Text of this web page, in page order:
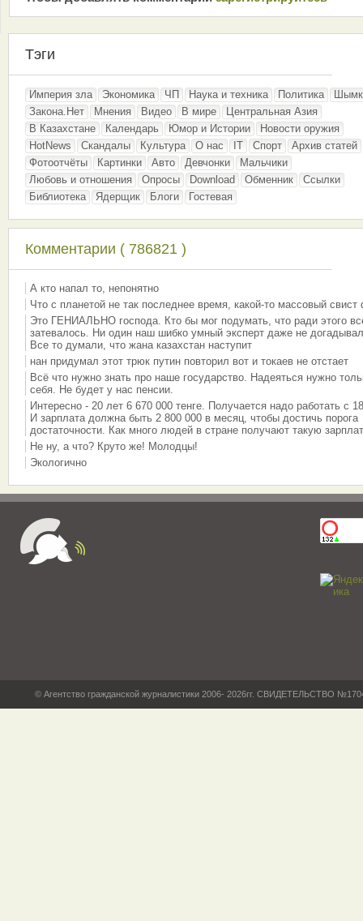
Тэги
Империя зла Экономика ЧП Наука и техника Политика
Закона.Нет
Мнения Видео В мире
Центральная Азия
В Казахстане
Календарь Юмор и Истории
Новости оружия
HotNews
Скандалы Культура О нас IT Спорт
Архив статей
Фотоотчёты
Картинки Авто Девчонки
Мальчики
Любовь и отношения
Опросы Download Обменник
Ссылки
Библиотека
Ядерщик Блоги Гостевая
Комментарии ( 786821 )
А кто напал то, непонятно
Что с планетой не так последнее время, какой-то массовый свист
Это ГЕНИАЛЬНО господа. Кто бы мог подумать, что ради этого
затевалось. Ни один наш шибко умный эксперт даже не
Все то думали, что жана казахстан наступит
нан придумал этот трюк путин повторил вот и токаев не отстает
Всё что нужно знать про наше государство. Надеяться нужно
себя. Не будет у нас пенсии.
Интересно - 20 лет 6 670 000 тенге. Получается надо работать с
И зарплата должна быть 2 800 000 в месяц, чтобы достичь порога
достаточности. Как много людей в стране получают такую
Не ну, а что? Круто же! Молодцы!
Экологично
© Агентство гражданской журналистики 2006- 2026гг. СВИДЕТЕЛЬСТВО